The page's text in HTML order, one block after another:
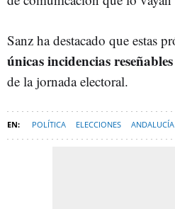
Sanz ha destacado que estas
únicas incidencias reseñables
de la jornada electoral.
POLÍTICA ELECCIONES ANDALUCÍA